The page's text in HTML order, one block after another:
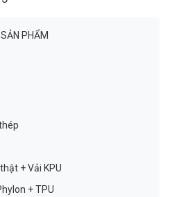
PHẨM
+ Vải KPU
+ TPU